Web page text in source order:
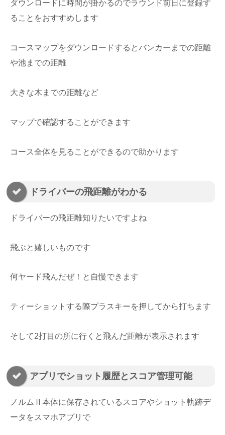
ダウンロードに時間が掛かるのでラウンド前日に登録す
ることをおすすめします
コースマップをダウンロードするとバンカーまでの距離
や池までの距離
大きな木までの距離など
マップで確認することができます
コース全体を見ることができるので助かります
ドライバーの飛距離がわかる
ドライバーの飛距離知りたいですよね
飛ぶと嬉しいものです
何ヤード飛んだぜ！と自慢できます
ティーショットする際プラスキーを押してから打ちます
そして2打目の所に行くと飛んだ距離が表示されます
アプリでショット履歴とスコア管理可能
ノルムⅡ本体に保存されているスコアやショット軌跡デ
ータをスマホアプリで